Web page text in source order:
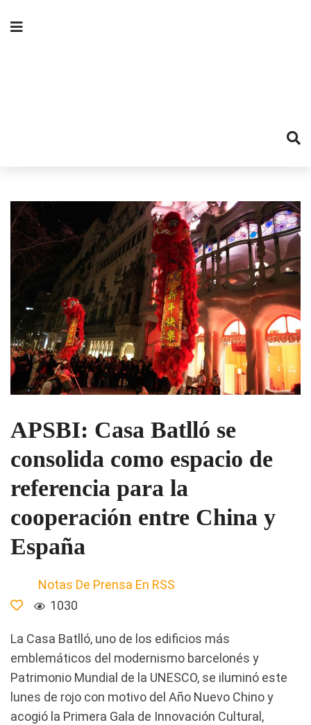
APSBI: Casa Batlló se
consolida como espacio de
referencia para la
cooperación entre China y
España
Notas De Prensa En RSS
1030
La Casa Batlló, uno de los edificios más
emblemáticos del modernismo barcelonés y
Patrimonio Mundial de la UNESCO, se iluminó este
lunes de rojo con motivo del Año Nuevo Chino y
acogió la Primera Gala de Innovación Cultural,